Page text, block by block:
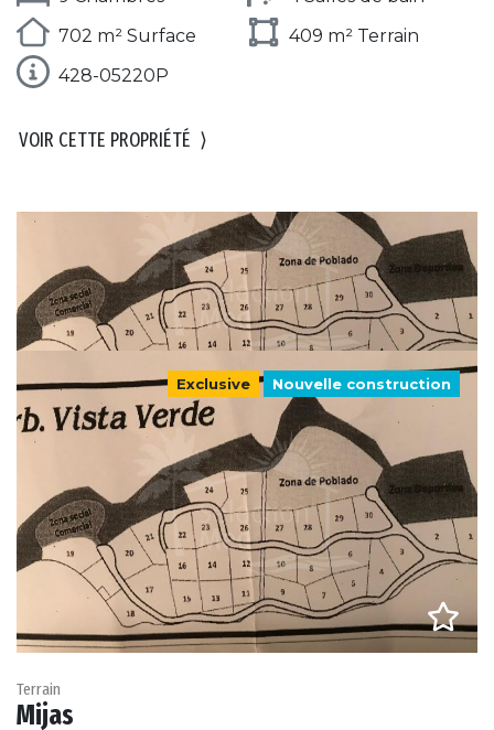
702 m² Surface
409 m² Terrain
428-05220P
VOIR CETTE PROPRIÉTÉ ⟩
Exclusive Nouvelle construction
Terrain
Mijas